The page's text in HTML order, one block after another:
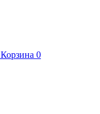
Корзина 0